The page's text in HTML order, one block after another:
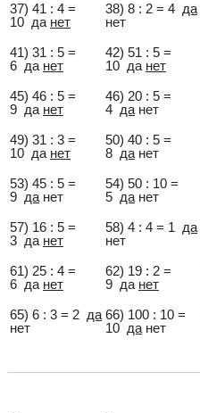
37) 41 : 4 =
10 да нет
38) 8 : 2 = 4 да
нет
41) 31 : 5 =
6 да нет
42) 51 : 5 =
10 да нет
45) 46 : 5 =
9 да нет
46) 20 : 5 =
4 данет
49) 31 : 3 =
10 да нет
50) 40 : 5 =
8 данет
53) 45 : 5 =
9 данет
54) 50 : 10 =
5 данет
57) 16 : 5 =
3 да нет
58) 4 : 4 = 1 да
нет
61) 25 : 4 =
6 да нет
62) 19 : 2 =
9 да нет
65) 6 : 3 = 2 да
нет
66) 100 : 10 =
10 данет